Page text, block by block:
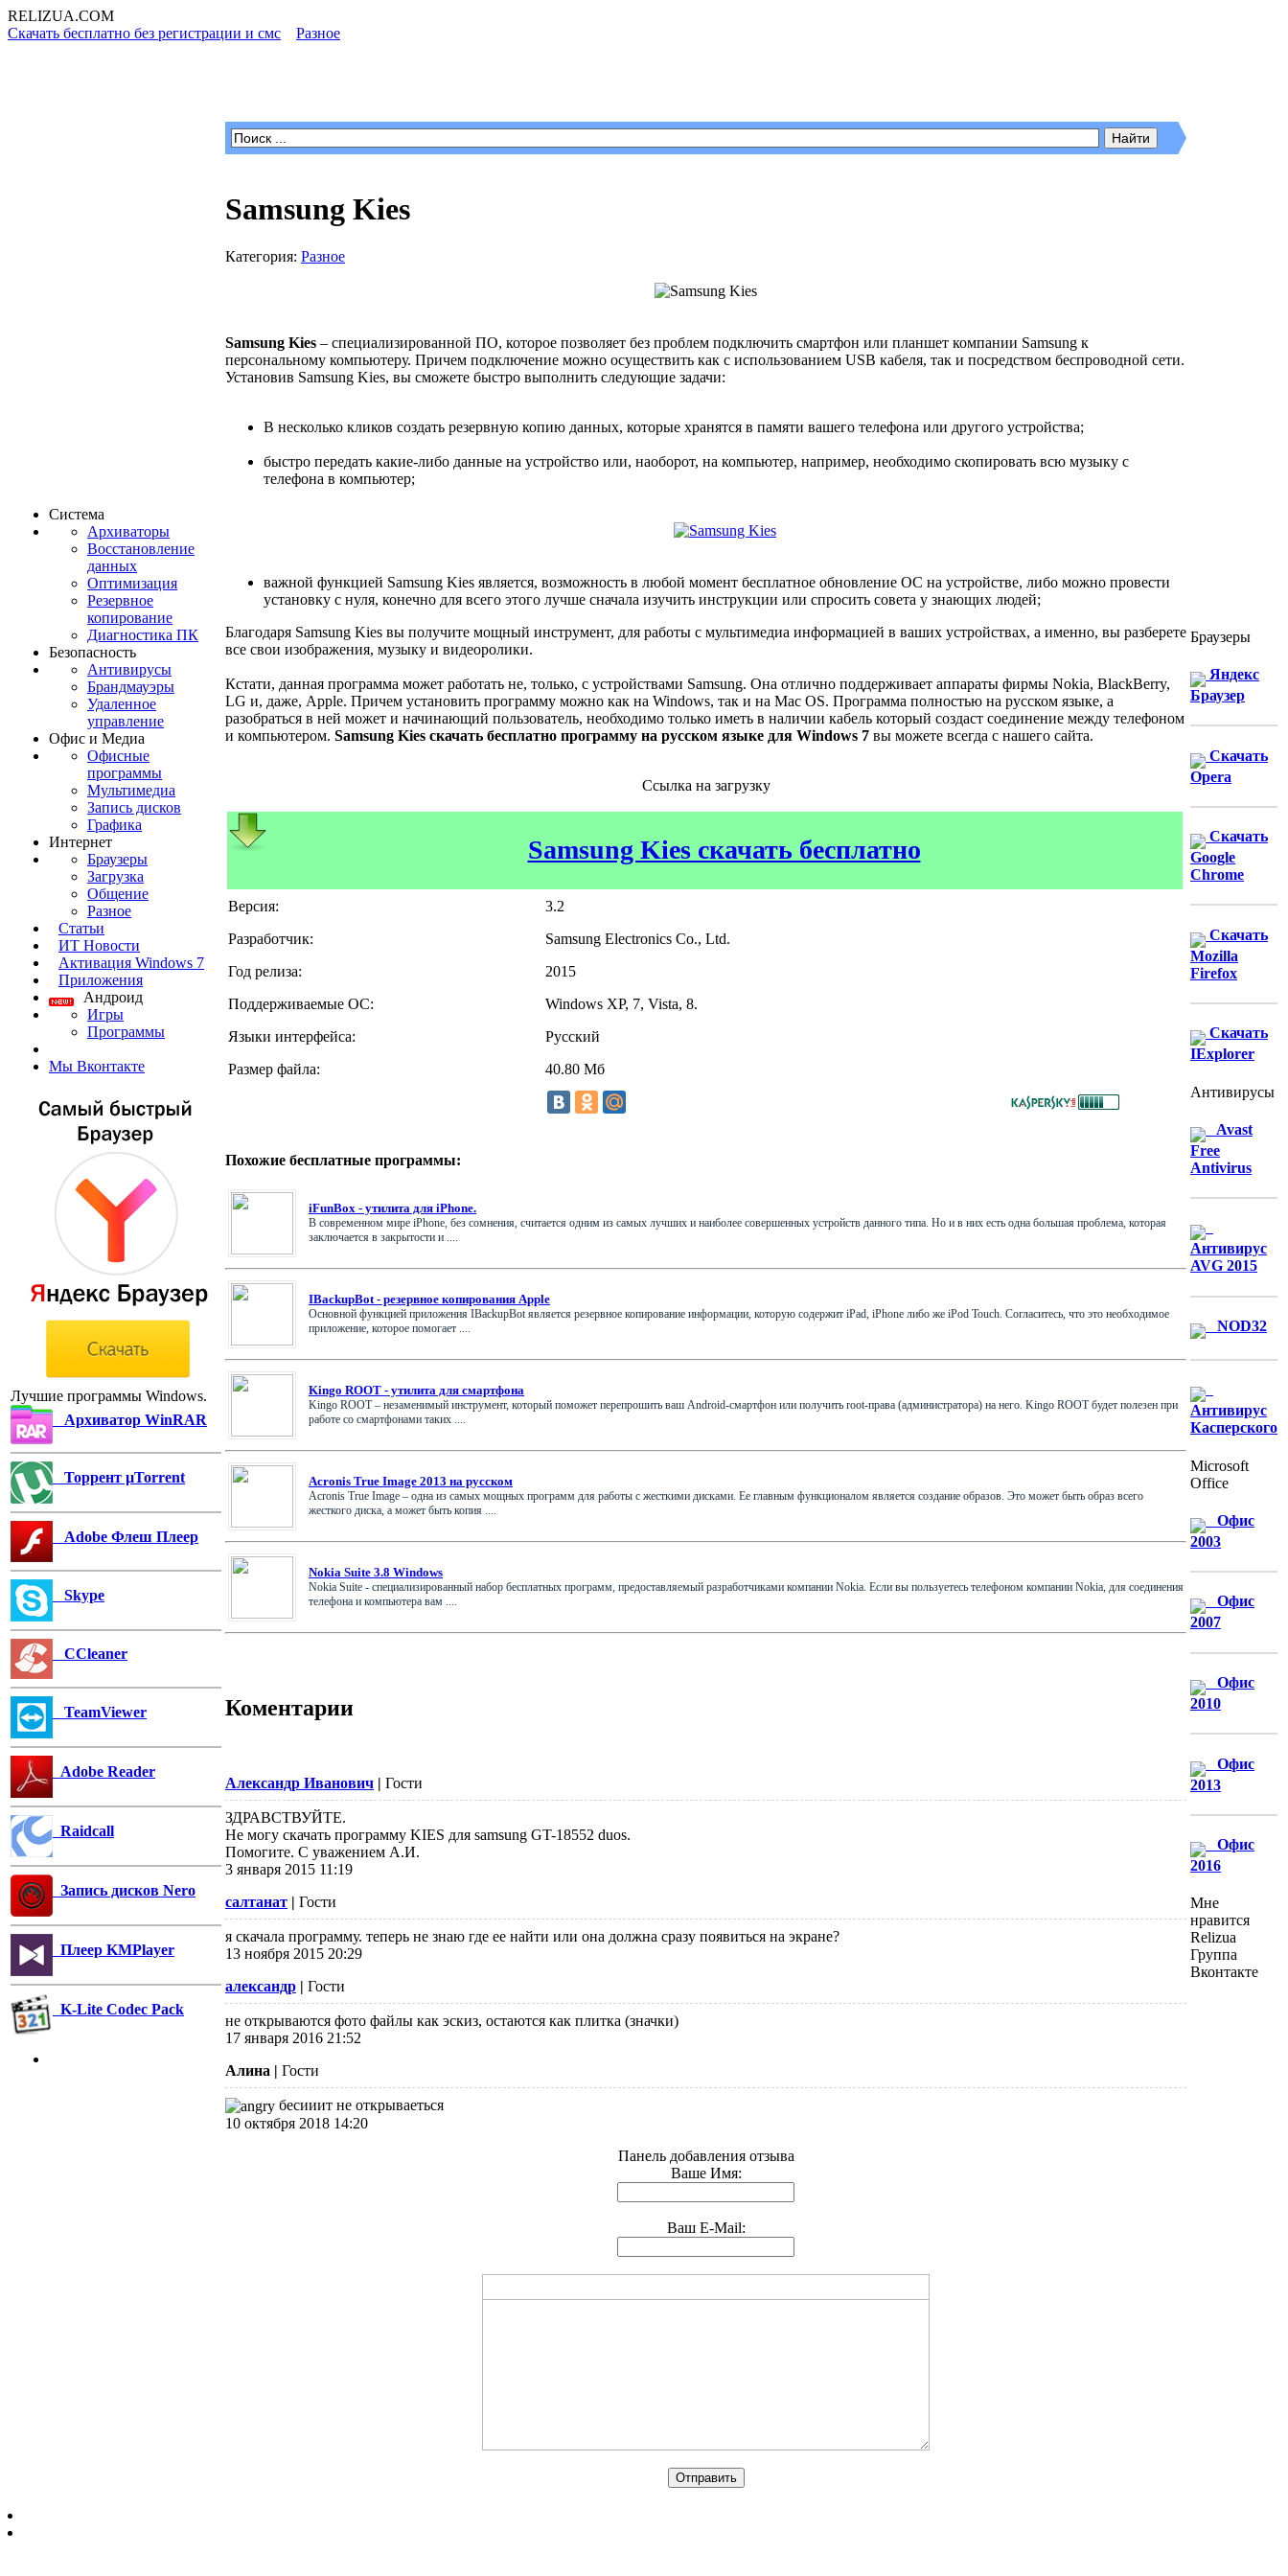
RELIZUA.COM
Скачать бесплатно без регистрации и смс
Разное
Система
Архиваторы
Восстановление
данных
Оптимизация
Резервное
копирование
Диагностика ПК
Безопасность
Антивирусы
Брандмауэры
Удаленное
управление
Офис и Медиа
Офисные
программы
Мультимедиа
Запись дисков
Графика
Интернет
Браузеры
Загрузка
Общение
Разное
Статьи
ИТ Новости
Активация Windows 7
Приложения
Андроид
Игры
Программы
Мы Вконтакте
Лучшие программы Windows.
Архиватор WinRAR
Торрент µTorrent
Adobe Флеш Плеер
Skype
CCleaner
TeamViewer
Adobe Reader
Raidcall
Запись дисков Nero
Плеер KMPlayer
K-Lite Codec Pack
Samsung Kies
Категория: Разное
Samsung Kies – специализированной ПО, которое позволяет без проблем подключить смартфон или планшет компании Samsung к
персональному компьютеру. Причем подключение можно осуществить как с использованием USB кабеля, так и посредством беспроводной сети.
Установив Samsung Kies, вы сможете быстро выполнить следующие задачи:
В несколько кликов создать резервную копию данных, которые хранятся в памяти вашего телефона или другого устройства;
быстро передать какие-либо данные на устройство или, наоборот, на компьютер, например, необходимо скопировать всю музыку с
телефона в компьютер;
важной функцией Samsung Kies является, возможность в любой момент бесплатное обновление ОС на устройстве, либо можно провести
установку с нуля, конечно для всего этого лучше сначала изучить инструкции или спросить совета у знающих людей;
Благодаря Samsung Kies вы получите мощный инструмент, для работы с мультимедиа информацией в ваших устройствах, а именно, вы разберете
все свои изображения, музыку и видеоролики.
Кстати, данная программа может работать не, только, с устройствами Samsung. Она отлично поддерживает аппараты фирмы Nokia, BlackBerry,
LG и, даже, Apple. Причем установить программу можно как на Windows, так и на Mac OS. Программа полностью на русском языке, а
разобраться в ней может и начинающий пользователь, необходимо только иметь в наличии кабель который создаст соединение между телефоном
и компьютером. Samsung Kies скачать бесплатно программу на русском языке для Windows 7 вы можете всегда с нашего сайта.
Ссылка на загрузку
Samsung Kies скачать бесплатно
Версия:
3.2
Разработчик:
Samsung Electronics Co., Ltd.
Год релиза:
2015
Поддерживаемые ОС:
Windows XP, 7, Vista, 8.
Языки интерфейса:
Русский
Размер файла:
40.80 Мб
Похожие бесплатные программы:
iFunBox - утилита для iPhone.
В современном мире iPhone, без сомнения, считается одним из самых лучших и наиболее совершенных устройств данного типа. Но и в них есть одна большая проблема, которая
заключается в закрытости и ....
IBackupBot - резервное копирования Apple
Основной функцией приложения IBackupBot является резервное копирование информации, которую содержит iPad, iPhone либо же iPod Touch. Согласитесь, что это необходимое
приложение, которое помогает ....
Kingo ROOT - утилита для смартфона
Kingo ROOT – незаменимый инструмент, который поможет перепрошить ваш Android-смартфон или получить root-права (администратора) на него. Kingo ROOT будет полезен при
работе со смартфонами таких ....
Acronis True Image 2013 на русском
Acronis True Image – одна из самых мощных программ для работы с жесткими дисками. Ее главным функционалом является создание образов. Это может быть образ всего
жесткого диска, а может быть копия ....
Nokia Suite 3.8 Windows
Nokia Suite - специализированный набор бесплатных программ, предоставляемый разработчиками компании Nokia. Если вы пользуетесь телефоном компании Nokia, для соединения
телефона и компьютера вам ....
Коментарии
Александр Иванович | Гости
ЗДРАВСТВУЙТЕ.
Не могу скачать программу KIES для samsung GT-18552 duos.
Помогите. С уважением А.И.
3 января 2015 11:19
салтанат | Гости
я скачала программу. теперь не знаю где ее найти или она должна сразу появиться на экране?
13 ноября 2015 20:29
александр | Гости
не открываются фото файлы как эскиз, остаются как плитка (значки)
17 января 2016 21:52
Алина | Гости
бесииит не открываеться
10 октября 2018 14:20
Панель добавления отзыва
Ваше Имя:
Ваш E-Mail:
Браузеры
Яндекс
Браузер
Скачать
Opera
Скачать
Google
Chrome
Скачать
Mozilla
Firefox
Скачать
IExplorer
Антивирусы
Avast
Free
Antivirus
Антивирус
AVG 2015
NOD32
Антивирус
Касперского
Microsoft
Office
Офис
2003
Офис
2007
Офис
2010
Офис
2013
Офис
2016
Мне
нравится
Relizua
Группа
Вконтакте